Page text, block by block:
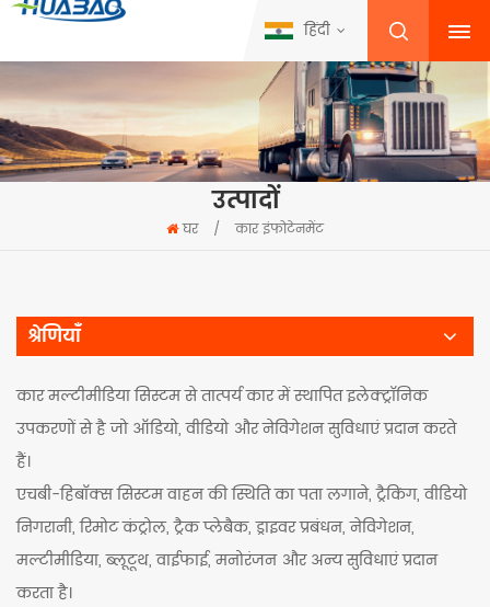
हिंदी
उत्पादों
घर / कार इंफोटेनमेंट
श्रेणियाँ
कार मल्टीमीडिया सिस्टम से तात्पर्य कार में स्थापित इलेक्ट्रॉनिक
उपकरणों से है जो ऑडियो, वीडियो और नेविगेशन सुविधाएं प्रदान करते
हैं।
एचबी-हिबॉक्स सिस्टम वाहन की स्थिति का पता लगाने, ट्रैकिंग, वीडियो
निगरानी, रिमोट कंट्रोल, ट्रैक प्लेबैक, ड्राइवर प्रबंधन, नेविगेशन,
मल्टीमीडिया, ब्लूटूथ, वाईफाई, मनोरंजन और अन्य सुविधाएं प्रदान
करता है।